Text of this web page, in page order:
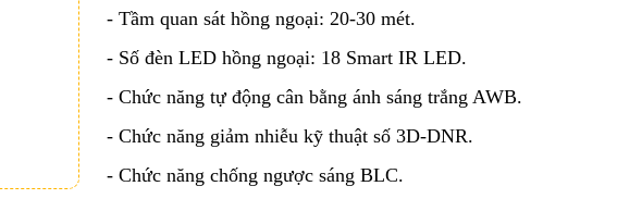
- Tầm quan sát hồng ngoại: 20-30 mét.
- Số đèn LED hồng ngoại: 18 Smart IR LED.
- Chức năng tự động cân bằng ánh sáng trắng AWB.
- Chức năng giảm nhiễu kỹ thuật số 3D-DNR.
- Chức năng chống ngược sáng BLC.